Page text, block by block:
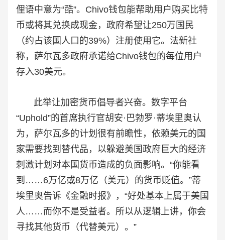
俚语中意为“酷”。Chivo钱包能帮助用户购买比特
币或将其兑换成现金，政府希望让250万国民
（约占该国人口的39%）注册使用它。法新社
称，萨尔瓦多政府承诺给Chivo钱包的每位用户
存入30美元。
此举让加密货币倡导者兴奋。数字平台
“Uphold”的首席执行官胡安·巴勃罗·蒂埃里奥认
为，萨尔瓦多的计划很有前瞻性，依赖美元的国
家需要找到替代品，以躲避美国政府巨大的经济
刺激计划对本国货币造成的负面影响。“你能看
到……6万亿或8万亿（美元）的货币贬值。”蒂
埃里奥告诉《金融时报》，“好处基本上属于美国
人……而你不是受益者。所以从逻辑上讲，你会
寻找其他货币（代替美元）。”